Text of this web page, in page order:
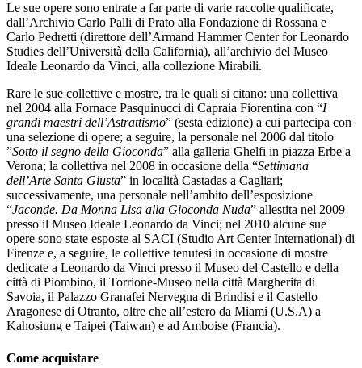
Le sue opere sono entrate a far parte di varie raccolte qualificate,
dall’Archivio Carlo Palli di Prato alla Fondazione di Rossana e
Carlo Pedretti (direttore dell’Armand Hammer Center for Leonardo
Studies dell’Università della California), all’archivio del Museo
Ideale Leonardo da Vinci, alla collezione Mirabili.
Rare le sue collettive e mostre, tra le quali si citano: una collettiva
nel 2004 alla Fornace Pasquinucci di Capraia Fiorentina con “I
grandi maestri dell’Astrattismo” (sesta edizione) a cui partecipa con
una selezione di opere; a seguire, la personale nel 2006 dal titolo
”Sotto il segno della Gioconda” alla galleria Ghelfi in piazza Erbe a
Verona; la collettiva nel 2008 in occasione della “Settimana
dell’Arte Santa Giusta” in località Castadas a Cagliari;
successivamente, una personale nell’ambito dell’esposizione
“Jaconde. Da Monna Lisa alla Gioconda Nuda” allestita nel 2009
presso il Museo Ideale Leonardo da Vinci; nel 2010 alcune sue
opere sono state esposte al SACI (Studio Art Center International) di
Firenze e, a seguire, le collettive tenutesi in occasione di mostre
dedicate a Leonardo da Vinci presso il Museo del Castello e della
città di Piombino, il Torrione-Museo nella città Margherita di
Savoia, il Palazzo Granafei Nervegna di Brindisi e il Castello
Aragonese di Otranto, oltre che all’estero da Miami (U.S.A) a
Kahosiung e Taipei (Taiwan) e ad Amboise (Francia).
Come acquistare